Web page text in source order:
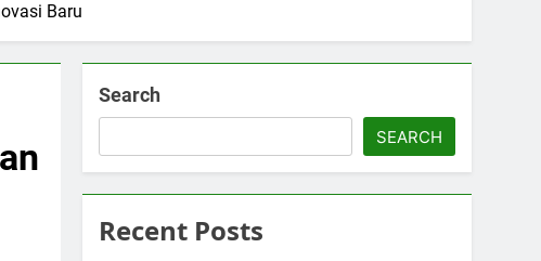
Baru
Search
SEARCH
Recent Posts